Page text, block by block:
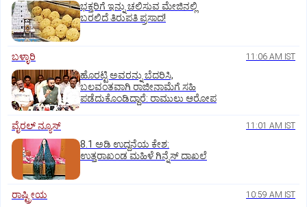
ಭಕ್ತರಿಗೆ ಇನ್ನು ಚಲಿಸುವ ಮೇಜಿನಲ್ಲಿ
ಬರಲಿದೆ ತಿರುಪತಿ ಪ್ರಸಾದ!
ಬಳ್ಳಾರಿ 11:06 AM IST
ಹೊರಟ್ಟಿ ಅವರನ್ನು ಬೆದರಿಸಿ,
ಬಲವಂತವಾಗಿ ರಾಜೀನಾಮೆಗೆ ಸಹಿ
ಪಡೆದುಕೊಂಡಿದ್ದಾರೆ: ರಾಮುಲು ಆರೋಪ
ವೈರಲ್ ನ್ಯೂಸ್ 11:01 AM IST
8.1 ಅಡಿ ಉದ್ದನೆಯ ಕೇಶ:
ಉತ್ತರಾಖಂಡ ಮಹಿಳೆ ಗಿನ್ನೆಸ್‌ ದಾಖಲೆ
ರಾಷ್ಟ್ರೀಯ 10:59 AM IST